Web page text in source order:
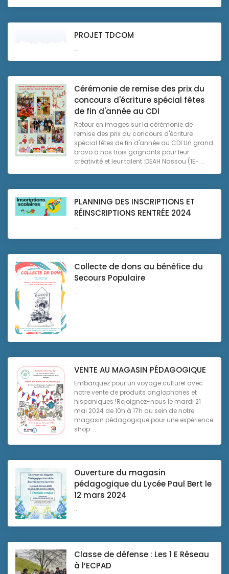
PROJET TDCOM
...
Cérémonie de remise des prix du
concours d'écriture spécial fêtes
de fin d'année au CDI
Retour en images sur la cérémonie de
remise des prix du concours d'écriture
spécial fêtes de fin d'année au CDI.Un grand
bravo à nos trois gagnants pour leur
créativité et leur talent :DEAH Nassou (1E- ...
PLANNING DES INSCRIPTIONS ET
RÉINSCRIPTIONS RENTRÉE 2024
...
Collecte de dons au bénéfice du
Secours Populaire
...
VENTE AU MAGASIN PÉDAGOGIQUE
Embarquez pour un voyage culturel avec
notre vente de produits anglophones et
hispaniques !Rejoignez-nous le mardi 21
mai 2024 de 10h à 17h au sein de notre
magasin pédagogique pour une expérience
shop ...
Ouverture du magasin
pédagogique du Lycée Paul Bert le
12 mars 2024
...
Classe de défense : Les 1 E Réseau
à l’ECPAD